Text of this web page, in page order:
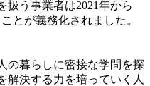
扱う事業者は2021年から
とが義務化されました。
の暮らしに密接な学問を探
解決する力を培っていく人